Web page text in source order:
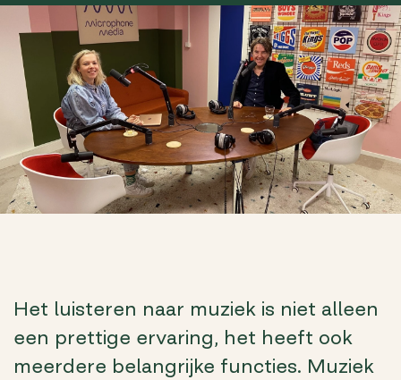
Het luisteren naar muziek is niet alleen
een prettige ervaring, het heeft ook
meerdere belangrijke functies. Muziek